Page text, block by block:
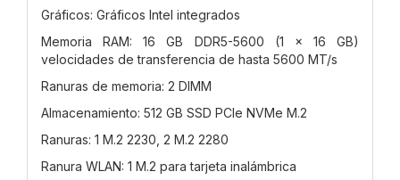
Gráficos: Gráficos Intel integrados
Memoria RAM: 16 GB DDR5-5600 (1 x 16 GB)
velocidades de transferencia de hasta 5600 MT/s
Ranuras de memoria: 2 DIMM
Almacenamiento: 512 GB SSD PCIe NVMe M.2
Ranuras: 1 M.2 2230, 2 M.2 2280
Ranura WLAN: 1 M.2 para tarjeta inalámbrica